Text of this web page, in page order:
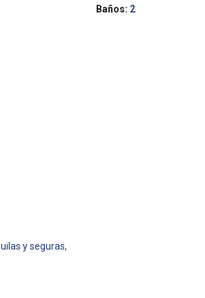
y seguras,
Baños: 2